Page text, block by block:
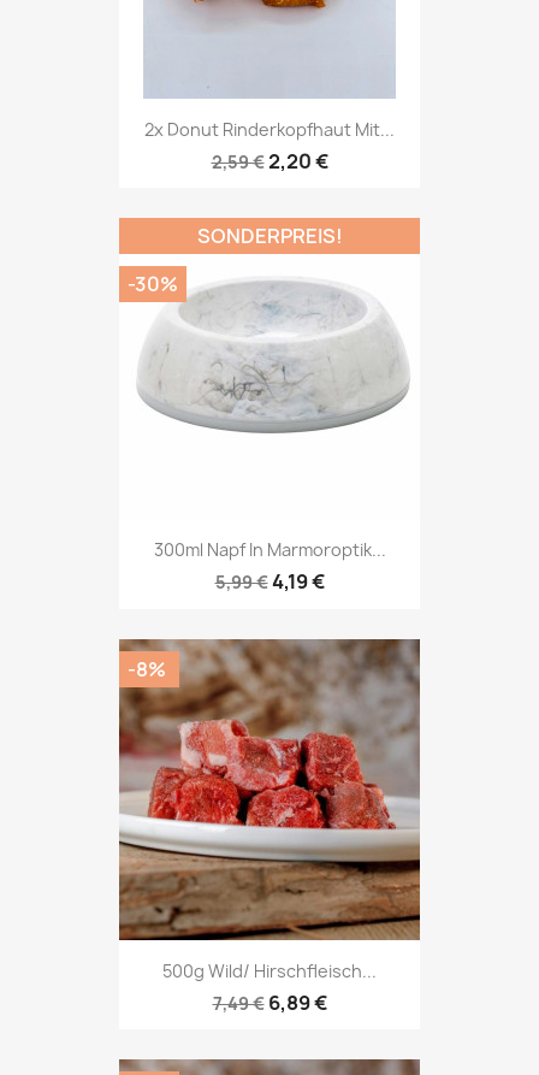
2x Donut Rinderkopfhaut Mit...
2,59 €2,20 €
300ml Napf In Marmoroptik...
5,99 €4,19 €
SONDERPREIS!
-30%
500g Wild/ Hirschfleisch...
7,49 € 6,89 €
-8%